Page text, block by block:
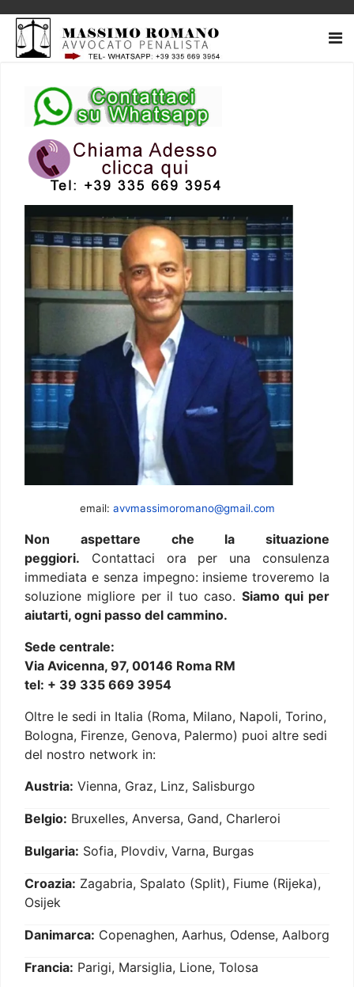
email: avvmassimoromano@gmail.com
Non aspettare che la situazione
peggiori. Contattaci ora per una consulenza
immediata e senza impegno: insieme troveremo la
soluzione migliore per il tuo caso. Siamo qui per
aiutarti, ogni passo del cammino.
Sede centrale:
Via Avicenna, 97, 00146 Roma RM
tel: + 39 335 669 3954
Oltre le sedi in Italia (Roma, Milano, Napoli, Torino,
Bologna, Firenze, Genova, Palermo) puoi altre sedi
del nostro network in:
Austria: Vienna, Graz, Linz, Salisburgo
Belgio: Bruxelles, Anversa, Gand, Charleroi
Bulgaria: Sofia, Plovdiv, Varna, Burgas
Croazia: Zagabria, Spalato (Split), Fiume (Rijeka),
Osijek
Danimarca: Copenaghen, Aarhus, Odense, Aalborg
Francia: Parigi, Marsiglia, Lione, Tolosa